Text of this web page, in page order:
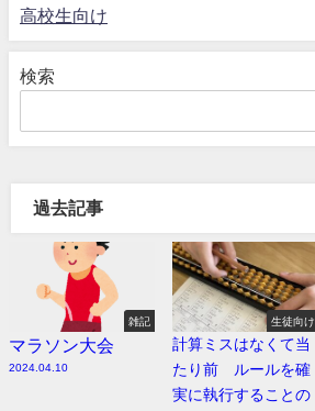
高校生向け
検索
過去記事
雑記
マラソン大会
2024.04.10
生徒向け
計算ミスはなくて当
たり前 ルールを確
実に執行することの